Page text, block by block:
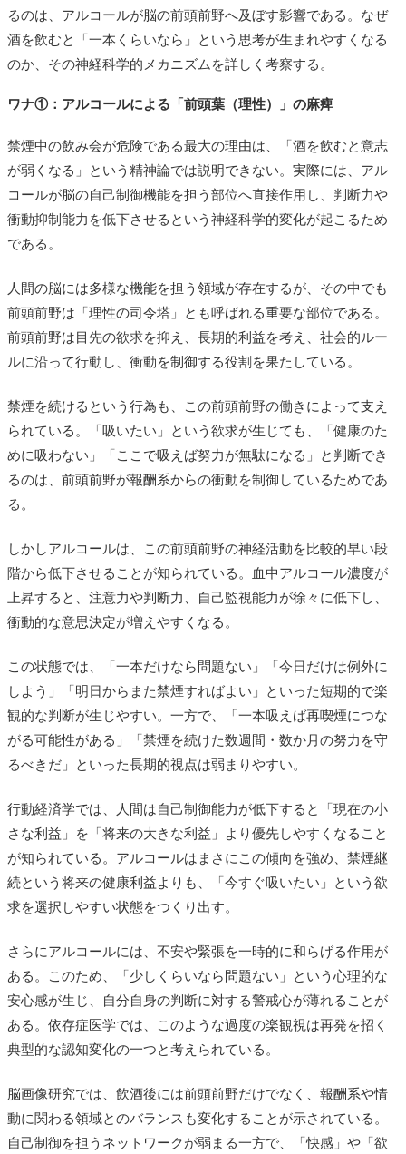
るのは、アルコールが脳の前頭前野へ及ぼす影響である。なぜ
酒を飲むと「一本くらいなら」という思考が生まれやすくなる
のか、その神経科学的メカニズムを詳しく考察する。
ワナ①：アルコールによる「前頭葉（理性）」の麻痺
禁煙中の飲み会が危険である最大の理由は、「酒を飲むと意志
が弱くなる」という精神論では説明できない。実際には、アル
コールが脳の自己制御機能を担う部位へ直接作用し、判断力や
衝動抑制能力を低下させるという神経科学的変化が起こるため
である。
人間の脳には多様な機能を担う領域が存在するが、その中でも
前頭前野は「理性の司令塔」とも呼ばれる重要な部位である。
前頭前野は目先の欲求を抑え、長期的利益を考え、社会的ルー
ルに沿って行動し、衝動を制御する役割を果たしている。
禁煙を続けるという行為も、この前頭前野の働きによって支え
られている。「吸いたい」という欲求が生じても、「健康のた
めに吸わない」「ここで吸えば努力が無駄になる」と判断でき
るのは、前頭前野が報酬系からの衝動を制御しているためであ
る。
しかしアルコールは、この前頭前野の神経活動を比較的早い段
階から低下させることが知られている。血中アルコール濃度が
上昇すると、注意力や判断力、自己監視能力が徐々に低下し、
衝動的な意思決定が増えやすくなる。
この状態では、「一本だけなら問題ない」「今日だけは例外に
しよう」「明日からまた禁煙すればよい」といった短期的で楽
観的な判断が生じやすい。一方で、「一本吸えば再喫煙につな
がる可能性がある」「禁煙を続けた数週間・数か月の努力を守
るべきだ」といった長期的視点は弱まりやすい。
行動経済学では、人間は自己制御能力が低下すると「現在の小
さな利益」を「将来の大きな利益」より優先しやすくなること
が知られている。アルコールはまさにこの傾向を強め、禁煙継
続という将来の健康利益よりも、「今すぐ吸いたい」という欲
求を選択しやすい状態をつくり出す。
さらにアルコールには、不安や緊張を一時的に和らげる作用が
ある。このため、「少しくらいなら問題ない」という心理的な
安心感が生じ、自分自身の判断に対する警戒心が薄れることが
ある。依存症医学では、このような過度の楽観視は再発を招く
典型的な認知変化の一つと考えられている。
脳画像研究では、飲酒後には前頭前野だけでなく、報酬系や情
動に関わる領域とのバランスも変化することが示されている。
自己制御を担うネットワークが弱まる一方で、「快感」や「欲